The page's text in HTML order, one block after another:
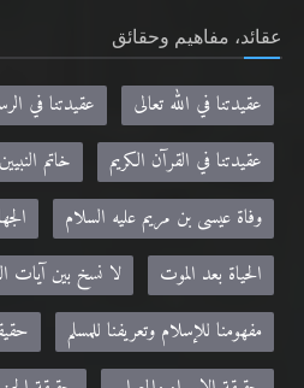
عقائد، مفاهيم وحقائق
عقيدتنا في الله تعالى
عقيدتنا في
عقيدتنا في القرآن الكريم
خاتم
وفاة عيسى بن مريم عليه السلام
الحياة بعد الموت
لا نسخ بين آيات
مفهومنا للإسلام وتعريفنا للمسلم